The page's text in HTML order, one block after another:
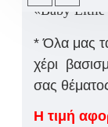
«Baby
* Όλα μας
χέρι
σας
Η τιμή